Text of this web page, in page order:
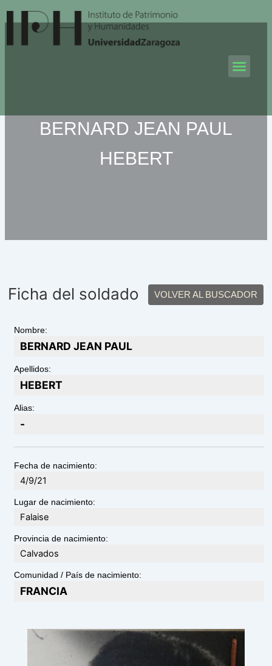
al
contenido
BERNARD JEAN PAUL
HEBERT
Ficha del soldado VOLVER AL BUSCADOR
Nombre:
BERNARD JEAN PAUL
Apellidos:
HEBERT
Alias:
-
Fecha de nacimiento:
4/9/21
Lugar de nacimiento:
Falaise
Provincia de nacimiento:
Calvados
Comunidad / País de nacimiento:
FRANCIA